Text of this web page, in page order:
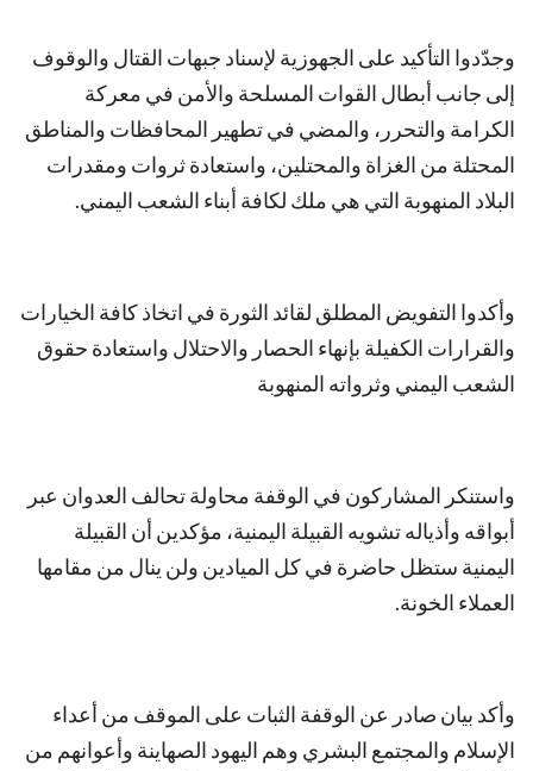
وجدّدوا التأكيد على الجهوزية لإسناد جبهات القتال والوقوف
إلى جانب أبطال القوات المسلحة والأمن في معركة
الكرامة والتحرر، والمضي في تطهير المحافظات والمناطق
المحتلة من الغزاة والمحتلين، واستعادة ثروات ومقدرات
البلاد المنهوبة التي هي ملك لكافة أبناء الشعب اليمني.
وأكدوا التفويض المطلق لقائد الثورة في اتخاذ كافة الخيارات
والقرارات الكفيلة بإنهاء الحصار والاحتلال واستعادة حقوق
الشعب اليمني وثرواته المنهوبة
واستنكر المشاركون في الوقفة محاولة تحالف العدوان عبر
أبواقه وأذياله تشويه القبيلة اليمنية، مؤكدين أن القبيلة
اليمنية ستظل حاضرة في كل الميادين ولن ينال من مقامها
العملاء الخونة.
وأكد بيان صادر عن الوقفة الثبات على الموقف من أعداء
الإسلام والمجتمع البشري وهم اليهود الصهاينة وأعوانهم من